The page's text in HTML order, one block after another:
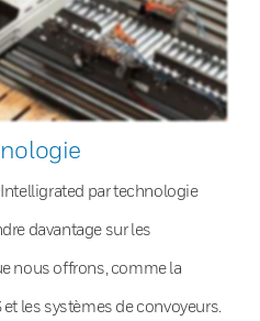
par technologie
davantage sur les
nous offrons, comme la
les systèmes de convoyeurs.